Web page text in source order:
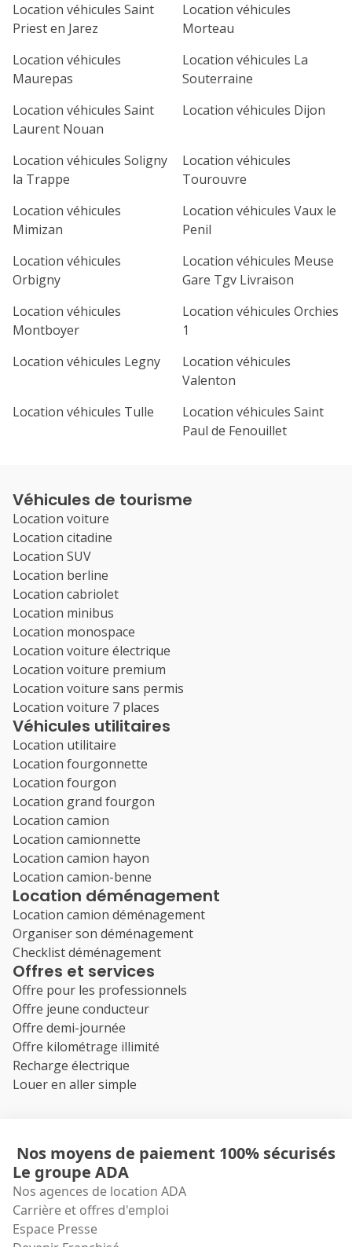
21 23
28 30
Location véhicules Saint
Priest en Jarez
Location véhicules
Morteau
Location véhicules
Maurepas
Location véhicules La
Souterraine
Location véhicules Saint
Laurent Nouan
Location véhicules Dijon
Location véhicules Soligny
la Trappe
Location véhicules
Tourouvre
Location véhicules
Mimizan
Location véhicules Vaux le
Penil
Location véhicules
Orbigny
Location véhicules Meuse
Gare Tgv Livraison
Location véhicules
Montboyer
Location véhicules Orchies
1
Location véhicules Legny
Location véhicules
Valenton
Location véhicules Tulle
Location véhicules Saint
Paul de Fenouillet
Véhicules de tourisme
Location voiture
Location citadine
Location SUV
Location berline
Location cabriolet
Location minibus
Location monospace
Location voiture électrique
Location voiture premium
Location voiture sans permis
Location voiture 7 places
Véhicules utilitaires
Location utilitaire
Location fourgonnette
Location fourgon
Location grand fourgon
Location camion
Location camionnette
Location camion hayon
Location camion-benne
Location déménagement
Location camion déménagement
Organiser son déménagement
Checklist déménagement
Offres et services
Offre pour les professionnels
Offre jeune conducteur
Offre demi-journée
Offre kilométrage illimité
Recharge électrique
Louer en aller simple
Nos moyens de paiement 100% sécurisés
Le groupe ADA
Nos agences de location ADA
Carrière et offres d'emploi
Espace Presse